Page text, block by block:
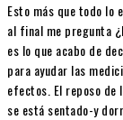
Esto más que todo lo
al final me pregunta
es lo que acabo de
para ayudar las
efectos. El reposo de
se está sentado-y